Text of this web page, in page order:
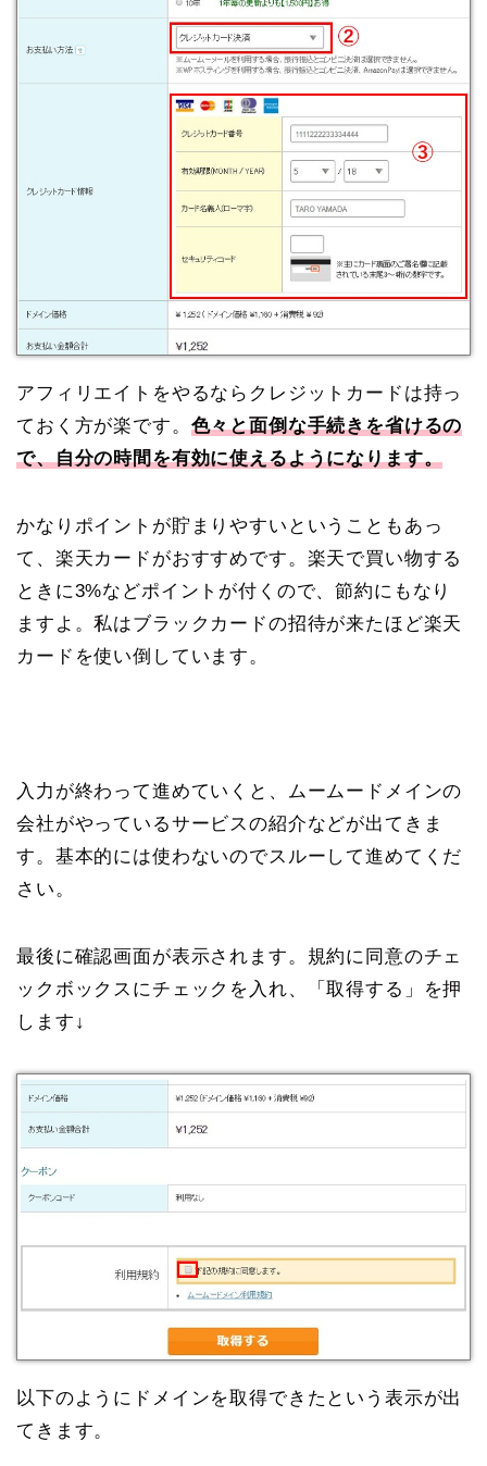
アフィリエイトをやるならクレジットカードは持っ
ておく方が楽です。 色々と面倒な手続きを省けるの
で、自分の時間を有効に使えるようになります。
かなりポイントが貯まりやすいということもあっ
て、楽天カードがおすすめです。楽天で買い物する
ときに3%などポイントが付くので、節約にもなり
ますよ。私はブラックカードの招待が来たほど楽天
カードを使い倒しています。
入力が終わって進めていくと、ムームードメインの
会社がやっているサービスの紹介などが出てきま
す。基本的には使わないのでスルーして進めてくだ
さい。
最後に確認画面が表示されます。規約に同意のチェ
ックボックスにチェックを入れ、「取得する」を押
します↓
以下のようにドメインを取得できたという表示が出
てきます。